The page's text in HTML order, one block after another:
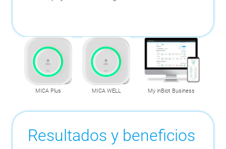
MICA Plus MICA WELL My inBiot Business
Resultados y beneficios